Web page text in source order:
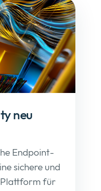
neu
Endpoint-
sichere und
für